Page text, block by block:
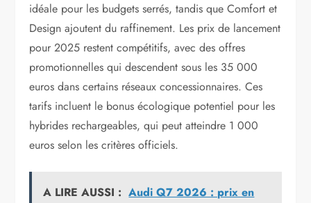
idéale pour les budgets serrés, tandis que Comfort et
Design ajoutent du raffinement. Les prix de lancement
pour 2025 restent compétitifs, avec des offres
promotionnelles qui descendent sous les 35 000
euros dans certains réseaux concessionnaires. Ces
tarifs incluent le bonus écologique potentiel pour les
hybrides rechargeables, qui peut atteindre 1 000
euros selon les critères officiels.
A LIRE AUSSI : Audi Q7 2026 : prix en